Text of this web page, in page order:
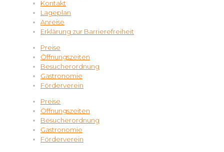
Kontakt
Lageplan
Anreise
Erklärung zur Barrierefreiheit
Preise
Öffnungszeiten
Besucherordnung
Gastronomie
Förderverein
Preise
Öffnungszeiten
Besucherordnung
Gastronomie
Förderverein